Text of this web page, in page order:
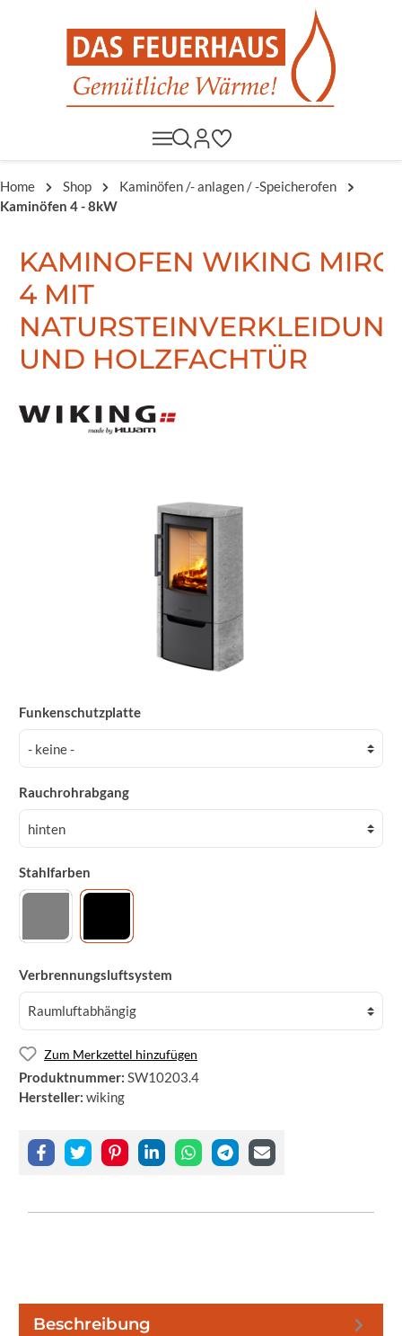
Home Shop
Kaminöfen /- anlagen / -Speicherofen
Kaminöfen 4 - 8kW
KAMINOFEN WIKING MIRO
4 MIT
UND HOLZFACHTÜR
Funkenschutzplatte
Rauchrohrabgang
Stahlfarben
Verbrennungsluftsystem
Zum Merkzettel hinzufügen
Produktnummer: SW10203.4
Hersteller: wiking
Beschreibung